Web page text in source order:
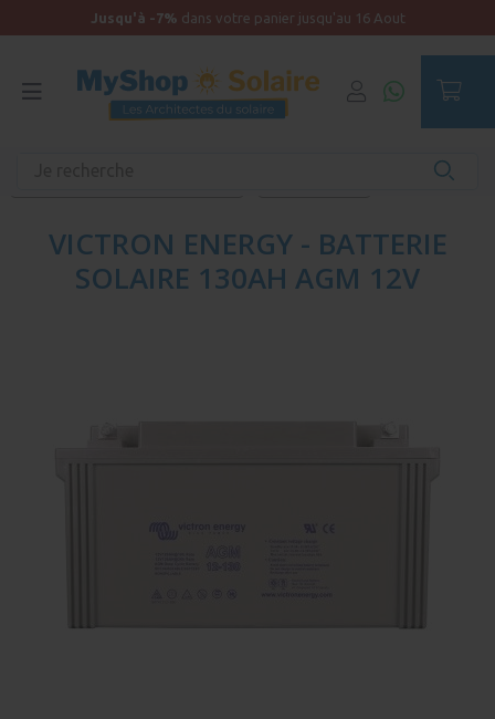
Jusqu'à -7% dans votre panier jusqu'au 16 Aout
VICTRON ENERGY - BATTERIE
SOLAIRE 130AH AGM 12V